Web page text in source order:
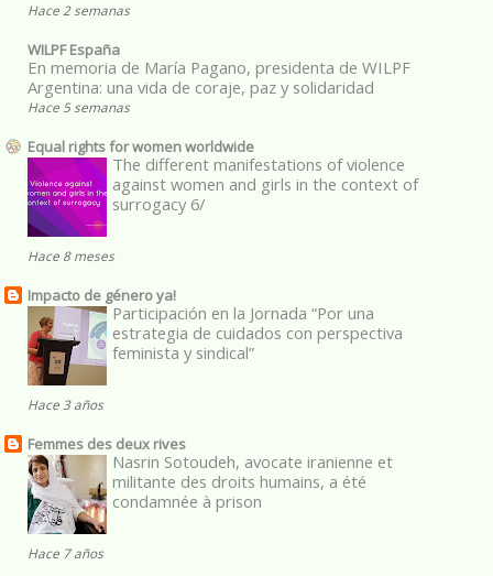
Hace 2 semanas
WILPF España
En memoria de María Pagano, presidenta de WILPF
Argentina: una vida de coraje, paz y solidaridad
Hace 5 semanas
Equal rights for women worldwide
The different manifestations of violence
against women and girls in the context of
surrogacy 6/
Hace 8 meses
Impacto de género ya!
Participación en la Jornada “Por una
estrategia de cuidados con perspectiva
feminista y sindical”
Hace 3 años
Femmes des deux rives
Nasrin Sotoudeh, avocate iranienne et
militante des droits humains, a été
condamnée à prison
Hace 7 años